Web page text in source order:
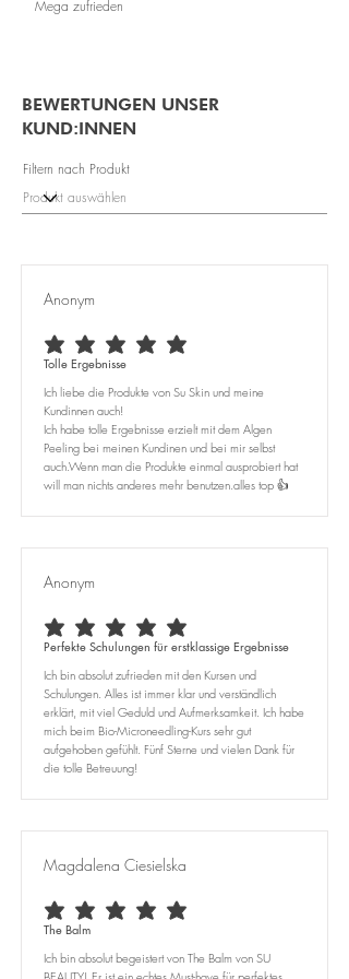
Mega zufrieden
BEWERTUNGEN UNSER
KUND:INNEN
Filtern nach Produkt
Anonym
durchschnittliches Rating ist 5 von 5
Tolle Ergebnisse
Ich liebe die Produkte von Su Skin und meine
Kundinnen auch!
Ich habe tolle Ergebnisse erzielt mit dem Algen
Peeling bei meinen Kundinen und bei mir selbst
auch.Wenn man die Produkte einmal ausprobiert hat
will man nichts anderes mehr benutzen.alles top 👍
Anonym
durchschnittliches Rating ist 5 von 5
Perfekte Schulungen für erstklassige Ergebnisse
Ich bin absolut zufrieden mit den Kursen und
Schulungen. Alles ist immer klar und verständlich
erklärt, mit viel Geduld und Aufmerksamkeit. Ich habe
mich beim Bio-Microneedling-Kurs sehr gut
aufgehoben gefühlt. Fünf Sterne und vielen Dank für
die tolle Betreuung!
Magdalena Ciesielska
durchschnittliches Rating ist 5 von 5
The Balm
Ich bin absolut begeistert von The Balm von SU